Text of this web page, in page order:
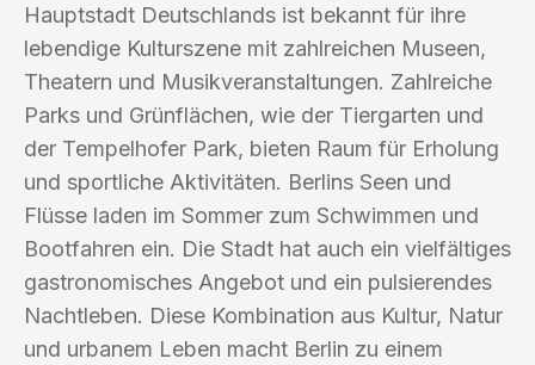
Hauptstadt Deutschlands ist bekannt für ihre
lebendige Kulturszene mit zahlreichen Museen,
Theatern und Musikveranstaltungen. Zahlreiche
Parks und Grünflächen, wie der Tiergarten und
der Tempelhofer Park, bieten Raum für Erholung
und sportliche Aktivitäten. Berlins Seen und
Flüsse laden im Sommer zum Schwimmen und
Bootfahren ein. Die Stadt hat auch ein vielfältiges
gastronomisches Angebot und ein pulsierendes
Nachtleben. Diese Kombination aus Kultur, Natur
und urbanem Leben macht Berlin zu einem